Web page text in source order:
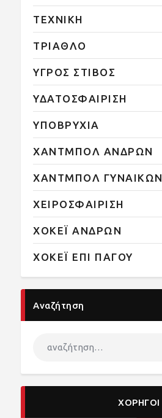
ΤΕΧΝΙΚΗ
ΤΡΙΑΘΛΟ
ΥΓΡΟΣ ΣΤΙΒΟΣ
ΥΔΑΤΟΣΦΑΙΡΙΣΗ
ΥΠΟΒΡΥΧΙΑ
ΧΑΝΤΜΠΟΛ ΑΝΔΡΩΝ
ΧΑΝΤΜΠΟΛ ΓΥΝΑΙΚΩΝ
ΧΕΙΡΟΣΦΑΙΡΙΣΗ
ΧΟΚΕΪ ΑΝΔΡΩΝ
ΧΟΚΕΪ ΕΠΙ ΠΑΓΟΥ
Αναζήτηση
ΧΟΡΗΓΟΙ